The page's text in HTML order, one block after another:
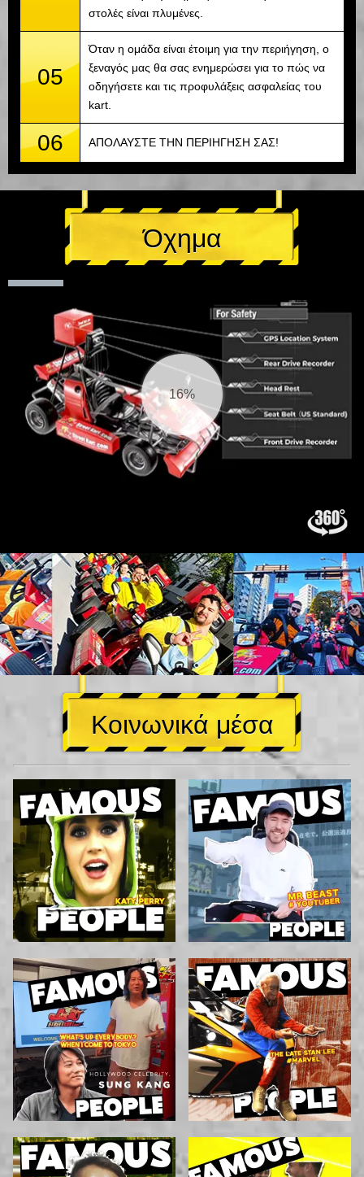
στολές είναι πλυμένες.
05
Όταν η ομάδα είναι έτοιμη για την περιήγηση, ο
ξεναγός μας θα σας ενημερώσει για το πώς να
οδηγήσετε και τις προφυλάξεις ασφαλείας του
kart.
06 ΑΠΟΛΑΥΣΤΕ ΤΗΝ ΠΕΡΙΗΓΗΣΗ ΣΑΣ!
Όχημα
16%
Κοινωνικά μέσα